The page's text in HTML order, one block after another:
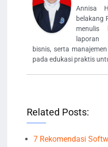
Annisa
belakang
menulis
laporan
bisnis, serta
pada edukasi praktis
Related Posts:
7 Rekomendasi